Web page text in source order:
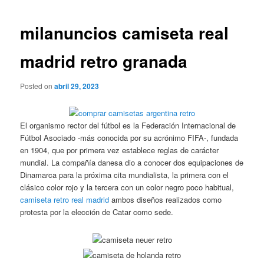
milanuncios camiseta real
madrid retro granada
Posted onabril 29, 2023
El organismo rector del fútbol es la Federación Internacional de
Fútbol Asociado -más conocida por su acrónimo FIFA-, fundada
en 1904, que por primera vez establece reglas de carácter
mundial. La compañía danesa dio a conocer dos equipaciones de
Dinamarca para la próxima cita mundialista, la primera con el
clásico color rojo y la tercera con un color negro poco habitual,
camiseta retro real madrid ambos diseños realizados como
protesta por la elección de Catar como sede.